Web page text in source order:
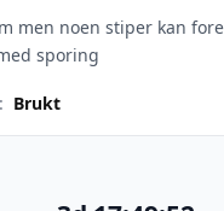
men noen stiper kan
sporing
Brukt